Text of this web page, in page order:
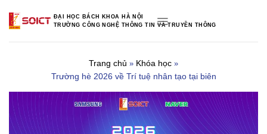
content
ĐẠI HỌC BÁCH KHOA HÀ NỘI
TRƯỜNG CÔNG NGHỆ THÔNG TIN VÀ TRUYỀN THÔNG
Trang chủ » Khóa học »
Trường hè 2026 về Trí tuệ nhân tạo tại biên